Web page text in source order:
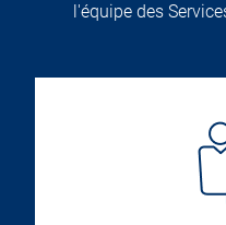
l'équipe des